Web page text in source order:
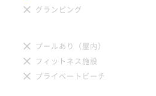
グランピング
プールあり（屋内）
フィットネス施設
プライベートビーチ